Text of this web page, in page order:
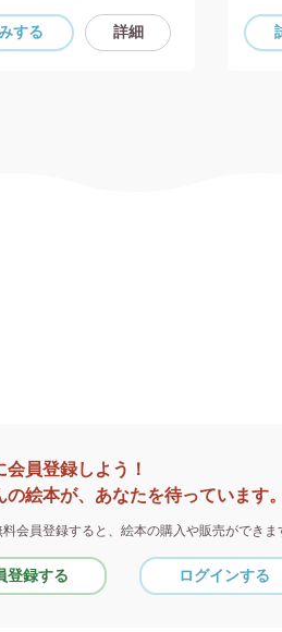
する 詳細
会員登録しよう！
の絵本が、あなたを待っています。
会員登録すると、 絵本の購入や販売ができま
登録する ログインする